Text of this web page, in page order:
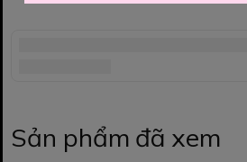
Sản phẩm đã xem